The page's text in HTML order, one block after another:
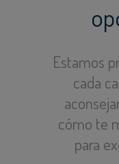
Estamos
cada
cómo te
para